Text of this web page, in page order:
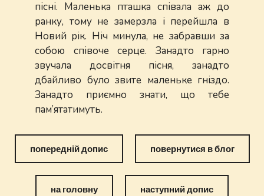
пісні. Маленька пташка співала аж до
ранку, тому не замерзла і перейшла в
Новий рік. Ніч минула, не забравши за
собою співоче серце. Занадто гарно
звучала досвітня пісня, занадто
дбайливо було звите маленьке гніздо.
Занадто приємно знати, що тебе
пам’ятатимуть.
попередній допис повернутися в блог
на головну наступний допис